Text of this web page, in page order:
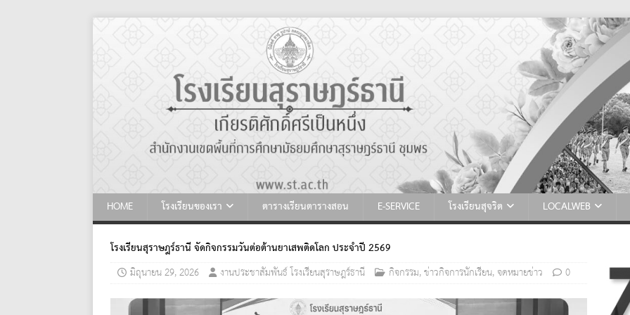
HOME โรงเรียนของเรา ตารางเรียนตารางสอน E-SERVICE โรงเรียนสุจริต LOCALWEB
โรงเรียนสุราษฎร์ธานี จัดกิจกรรมวันต่อต้านยาเสพติดโลก ประจำปี 2569
มิถุนายน 29, 2026
งานประชาสัมพันธ์ โรงเรียนสุราษฎร์ธานี กิจกรรม,ข่าวกิจการนักเรียน,จดหมายข่าว 0